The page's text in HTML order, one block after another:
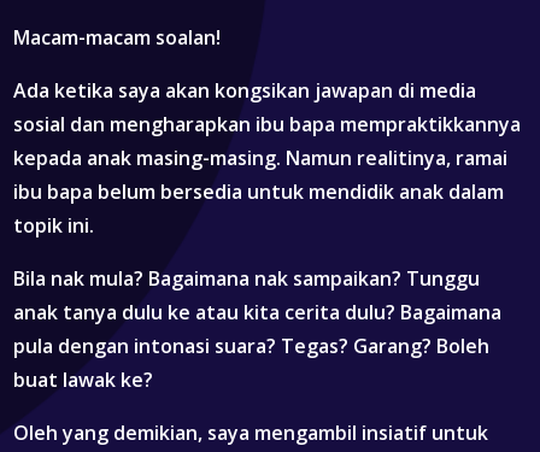
Macam-macam soalan!
Ada ketika saya akan kongsikan jawapan di media
sosial dan mengharapkan ibu bapa mempraktikkannya
kepada anak masing-masing. Namun realitinya, ramai
ibu bapa belum bersedia untuk mendidik anak dalam
topik ini.
Bila nak mula? Bagaimana nak sampaikan? Tunggu
anak tanya dulu ke atau kita cerita dulu? Bagaimana
pula dengan intonasi suara? Tegas? Garang? Boleh
buat lawak ke?
Oleh yang demikian, saya mengambil insiatif untuk